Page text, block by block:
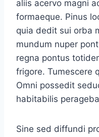
aliis acervo magni
formaeque. Pinus
quia dedit sui orba
mundum nuper
regna pontus
frigore. Tumescere
Omni possedit
habitabilis
Sine sed diffundi